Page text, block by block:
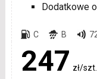
Dodatkowe
C B
247 zł/szt.